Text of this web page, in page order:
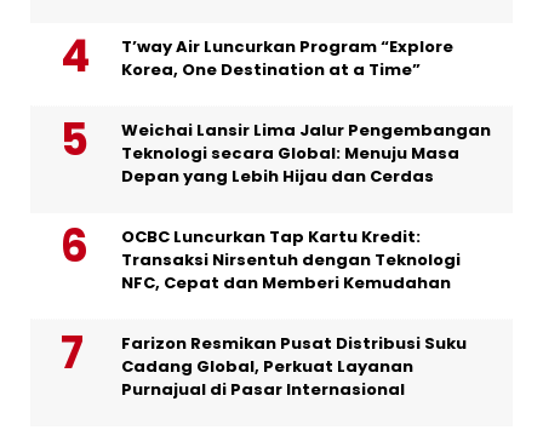
T’way Air Luncurkan Program “Explore
Korea, One Destination at a Time”
Weichai Lansir Lima Jalur Pengembangan
Teknologi secara Global: Menuju Masa
Depan yang Lebih Hijau dan Cerdas
OCBC Luncurkan Tap Kartu Kredit:
Transaksi Nirsentuh dengan Teknologi
NFC, Cepat dan Memberi Kemudahan
Farizon Resmikan Pusat Distribusi Suku
Cadang Global, Perkuat Layanan
Purnajual di Pasar Internasional